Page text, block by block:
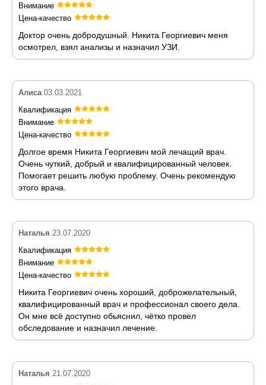
Внимание
Цена-качество
Доктор очень добродушный. Никита Георгиевич меня
осмотрел, взял анализы и назначил УЗИ.
Алиса 03.03.2021
Квалификация
Внимание
Цена-качество
Долгое время Никита Георгиевич мой лечащий врач.
Очень чуткий, добрый и квалифицированный человек.
Помогает решить любую проблему. Очень рекомендую
этого врача.
Наталья 23.07.2020
Квалификация
Внимание
Цена-качество
Никита Георгиевич очень хороший, доброжелательный,
квалифицированный врач и профессионал своего дела.
Он мне всё доступно обьяснил, чётко провел
обследование и назначил лечение.
Наталья 21.07.2020